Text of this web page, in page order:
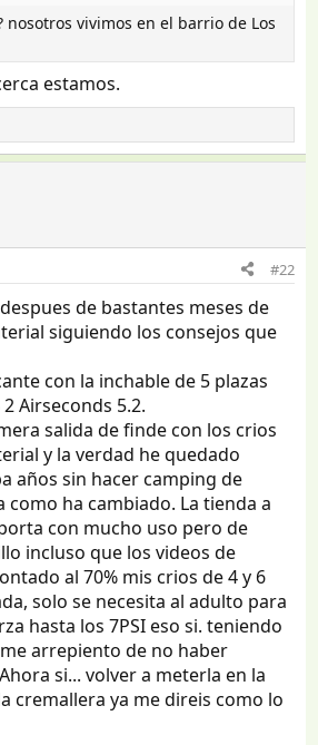
nosotros vivimos en el barrio de Los
estamos.
#22
de bastantes meses de
siguiendo los consejos que
con la inchable de 5 plazas
Airseconds 5.2.
salida de finde con los crios
y la verdad he quedado
años sin hacer camping de
como ha cambiado. La tienda a
con mucho uso pero de
incluso que los videos de
al 70% mis crios de 4 y 6
solo se necesita al adulto para
hasta los 7PSI eso si. teniendo
arrepiento de no haber
si... volver a meterla en la
cremallera ya me direis como lo